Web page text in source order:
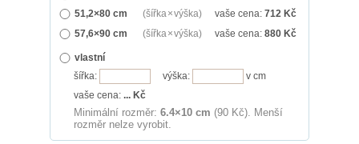
51,2×80 cm
(šířka × výška) vaše cena: 712 Kč
57,6×90 cm
(šířka × výška) vaše cena: 880 Kč
vlastní
šířka:
výška:
v cm
vaše cena:
Kč
Minimální rozměr: 6.4×10 cm (90 Kč). Menší
rozměr nelze vyrobit.